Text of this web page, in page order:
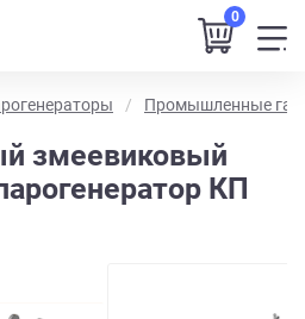
0
Промышленные
змеевиковый
КП